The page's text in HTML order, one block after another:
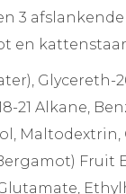
3
en
Glycereth-
21 Alkane,
Fruit